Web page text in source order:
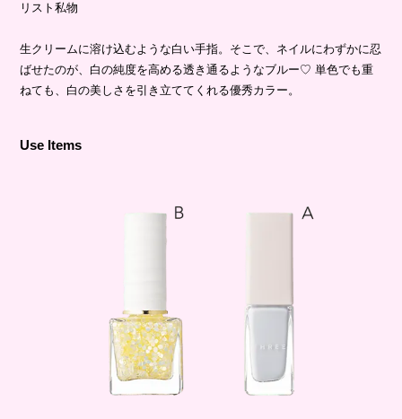
リスト私物
生クリームに溶け込むような白い手指。そこで、ネイルにわずかに忍
ばせたのが、白の純度を高める透き通るようなブルー♡ 単色でも重
ねても、白の美しさを引き立ててくれる優秀カラー。
Use Items